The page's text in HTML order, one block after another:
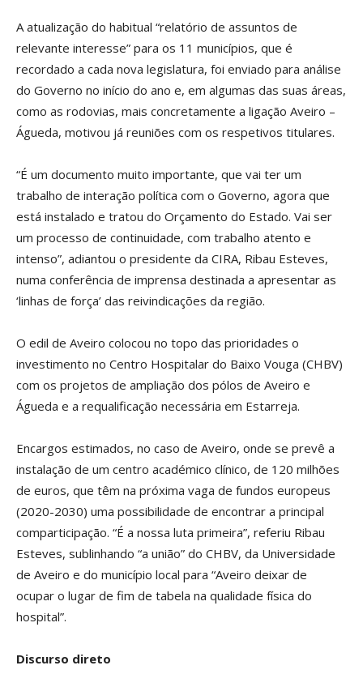
A atualização do habitual “relatório de assuntos de
relevante interesse” para os 11 municípios, que é
recordado a cada nova legislatura, foi enviado para análise
do Governo no início do ano e, em algumas das suas áreas,
como as rodovias, mais concretamente a ligação Aveiro –
Águeda, motivou já reuniões com os respetivos titulares.
“É um documento muito importante, que vai ter um
trabalho de interação política com o Governo, agora que
está instalado e tratou do Orçamento do Estado. Vai ser
um processo de continuidade, com trabalho atento e
intenso”, adiantou o presidente da CIRA, Ribau Esteves,
numa conferência de imprensa destinada a apresentar as
‘linhas de força’ das reivindicações da região.
O edil de Aveiro colocou no topo das prioridades o
investimento no Centro Hospitalar do Baixo Vouga (CHBV)
com os projetos de ampliação dos pólos de Aveiro e
Águeda e a requalificação necessária em Estarreja.
Encargos estimados, no caso de Aveiro, onde se prevê a
instalação de um centro académico clínico, de 120 milhões
de euros, que têm na próxima vaga de fundos europeus
(2020-2030) uma possibilidade de encontrar a principal
comparticipação. “É a nossa luta primeira”, referiu Ribau
Esteves, sublinhando “a união” do CHBV, da Universidade
de Aveiro e do município local para “Aveiro deixar de
ocupar o lugar de fim de tabela na qualidade física do
hospital”.
Discurso direto